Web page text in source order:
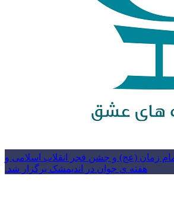
زمان (عج) و جشن فجر انقلاب اسلامی و
هفته ی جوان در اندیمشک برگزار شد.